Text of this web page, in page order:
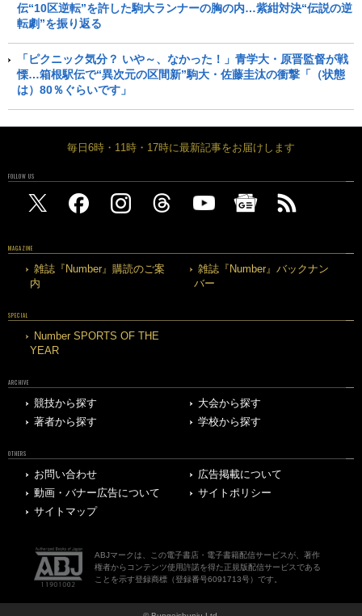
伝“10区逆転”を許した駒大ランナーの胸の内…紫紺対決“伝説の逆
転劇”を振り返る
「ピクニック気分？ いや～、なかった！」青学大・原晋監督が戦
慄…箱根駅伝で“異次元の区間新”駒大・佐藤圭汰の衝撃「（状態
は）80％ぐらいです」
毎日6時・11時・17時に最新記事をお届けします
FOLLOW US
MAGAZINE
雑誌『Number』購読のご案
内
雑誌『Number』バックナン
バー
SPECIAL
Number SPORTS OF THE
YEAR
ARCHIVE
競技から探す
大会から探す
著者から探す
学校から探す
OTHERS
お問い合わせ
広告掲載について
動画・バナー広告について
サイトポリシー
サイトマップ
ABJマークは、この電子書店・電子書籍配信サービスが、著作
権者からコンテンツ使用許諾を得た正規版配信サービスである
ことを示す登録商標（登録番号6091713号）です。